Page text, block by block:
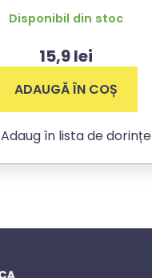
Disponibil din stoc
15,9lei
ADAUGĂ ÎN COȘ
Adaug în lista de dorințe